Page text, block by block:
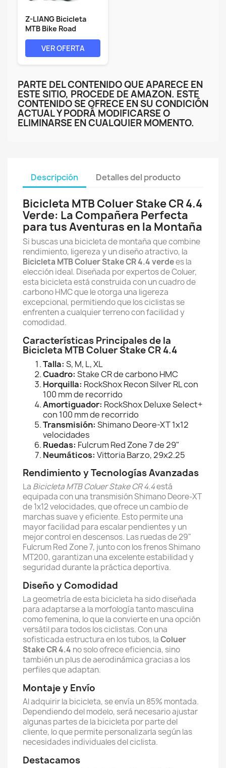
Z-LIANG Bicicleta
MTB Bike Road
Auriculares de...
VER OFERTA
PARTE DEL CONTENIDO QUE APARECE EN
ESTE SITIO, PROCEDE DE AMAZON. ESTE
CONTENIDO SE OFRECE EN SU CONDICIÓN
ACTUAL Y PODRÁ MODIFICARSE O
ELIMINARSE EN CUALQUIER MOMENTO.
Descripción Detalles del producto
Bicicleta MTB Coluer Stake CR 4.4
Verde: La Compañera Perfecta
para tus Aventuras en la Montaña
Si buscas una bicicleta de montaña que combine
rendimiento, ligereza y un diseño atractivo, la
Bicicleta MTB Coluer Stake CR 4.4 verdees la
elección ideal. Diseñada por expertos de Coluer,
esta bicicleta está construida con un cuadro de
carbono HMC que le otorga una ligereza
excepcional, permitiendo que los ciclistas se
enfrenten a cualquier terreno con facilidad y
comodidad.
Características Principales de la
Bicicleta MTB Coluer Stake CR 4.4
Talla: S, M, L, XL
Cuadro: Stake CR de carbono HMC
Horquilla: RockShox Recon Silver RL con
100 mm de recorrido
Amortiguador: RockShox Deluxe Select+
con 100 mm de recorrido
Transmisión: Shimano Deore-XT 1x12
velocidades
Ruedas: Fulcrum Red Zone 7 de 29"
Neumáticos: Vittoria Barzo, 29x2.25
Rendimiento y Tecnologías Avanzadas
La Bicicleta MTB Coluer Stake CR 4.4está
equipada con una transmisión Shimano Deore-XT
de 1x12 velocidades, que ofrece un cambio de
marchas suave y eficiente. Esto permite una
mayor facilidad para escalar pendientes y un
mejor control en descensos. Las ruedas de 29"
Fulcrum Red Zone 7, junto con los frenos Shimano
MT200, garantizan una excelente estabilidad y
seguridad durante la práctica deportiva.
Diseño y Comodidad
La geometría de esta bicicleta ha sido diseñada
para adaptarse a la morfología tanto masculina
como femenina, lo que la convierte en una opción
versátil para todos los ciclistas. Con una
sofisticada estructura en los tubos, laColuer
Stake CR 4.4 no solo ofrece eficiencia, sino
también un plus de aerodinámica gracias a los
perfiles que adaptan.
Montaje y Envío
Al adquirir la bicicleta, se envía un 85% montada.
Dependiendo del modelo, será necesario ajustar
algunas partes de la bicicleta por parte del
cliente, lo que permite personalizarla según las
necesidades individuales del ciclista.
Destacamos